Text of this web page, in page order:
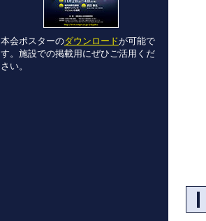
本会ポスターのダウンロードが可能で
す。施設での掲載用にぜひご活用くだ
さい。